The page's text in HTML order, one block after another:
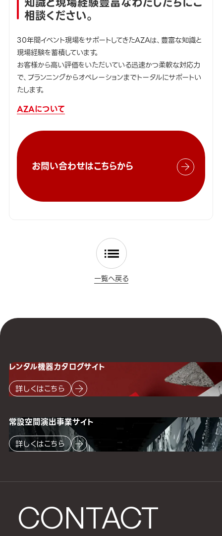
相談ください。
30年間イベント現場をサポートしてきたAZAは、豊富な知識と
現場経験を蓄積しています。
お客様から高い評価をいただいている迅速かつ柔軟な対応力
で、プランニングからオペレーションまでトータルにサポートい
たします。
AZAについて
お問い合わせはこちらから
一覧へ戻る
CONTACT
レンタル機器カタログサイト
詳しくはこちら
常設空間演出事業サイト
詳しくはこちら